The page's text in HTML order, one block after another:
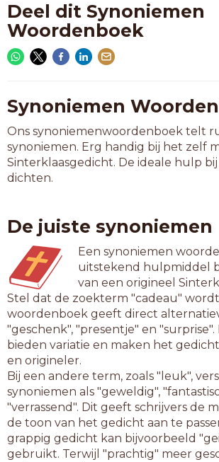
Deel dit Synoniemen
Woordenboek
Synoniemen
Ons synoniemenwoordenboek telt
synoniemen. Erg handig bij het zelf
Sinterklaasgedicht. De ideale hulp
dichten.
De juiste synoniemen
Een synoniemen
uitstekend hulpmiddel
van een origineel
Stel dat de zoekterm "cadeau"
woordenboek geeft direct
"geschenk", "presentje" en
bieden variatie en maken het
en origineler.
Bij een andere term, zoals "leuk",
synoniemen als "geweldig",
"verrassend". Dit geeft schrijvers de
de toon van het gedicht aan te
grappig gedicht kan bijvoorbeeld
gebruikt. Terwijl "prachtig" meer